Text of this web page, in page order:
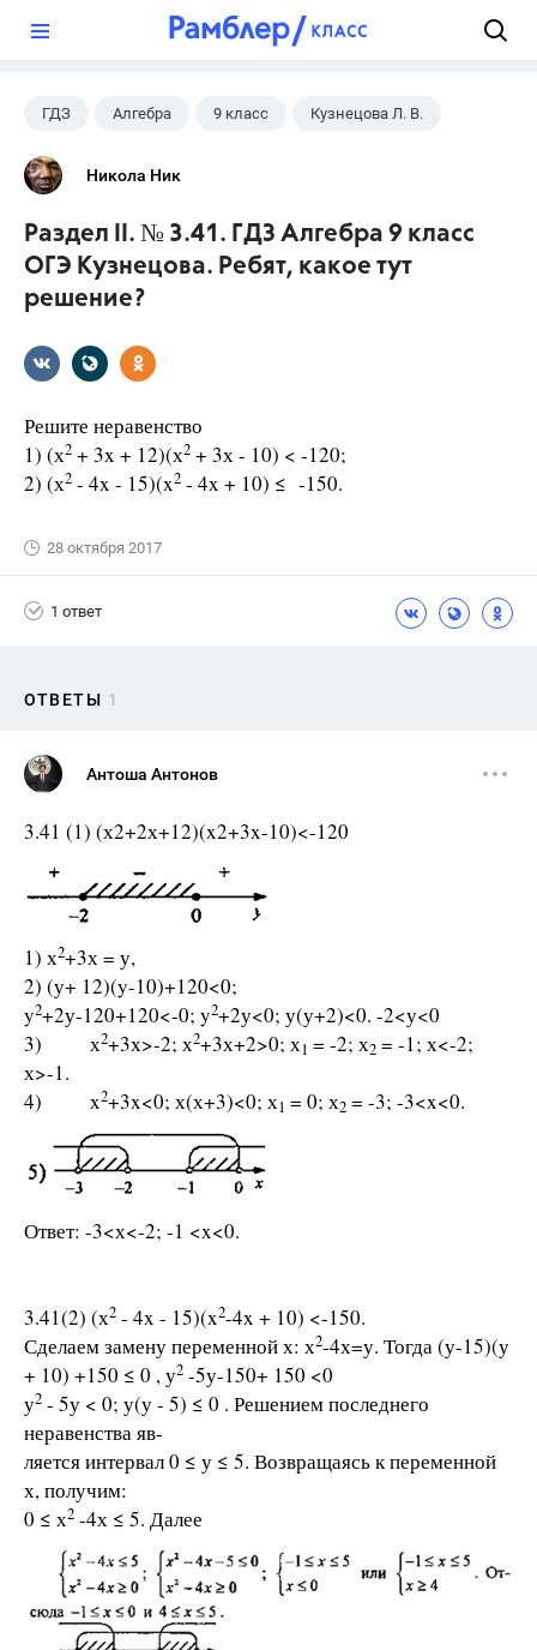
ГДЗ Алгебра 9 класс Кузнецова Л. В.
Никола Ник
Раздел II. № 3.41. ГДЗ Алгебра 9 класс
ОГЭ Кузнецова. Ребят, какое тут
решение?
Решите неравенство
1) (х2 + 3x + 12)(х2 + 3х - 10) < -120;
2) (х2 - 4x - 15)(x2 - 4x + 10) ≤ -150.
28 октября 2017
1 ответ
ОТВЕТЫ 1
Антоша Антонов
3.41 (1) (х2+2х+12)(x2+3x-10)<-120
1) х2+3х = у,
2) (у+ 12)(y-10)+120<0;
y2+2у-120+120<-0; y2+2у<0; у(у+2)<0. -2<у<0
3) х2+3х>-2; х2+3х+2>0; х1 = -2; х2 = -1; х<-2;
х>-1.
4) x2+3x<0; х(х+3)<0; х1 = 0; х2 = -3; -3<x<0.
Ответ: -3<х<-2; -1 <x<0.
3.41(2) (х2 - 4x - 15)(x2-4x + 10) <-150.
Сделаем замену переменной х: х2-4х=у. Тогда (у-15)(у
+ 10) +150 ≤ 0 , у2 -5у-150+ 150 <0
у2 - 5у < 0; у(у - 5) ≤ 0 . Решением последнего
неравенства яв-
ляется интервал 0 ≤ у ≤ 5. Возвращаясь к переменной
х, получим:
0 ≤ х2 -4х ≤ 5. Далее